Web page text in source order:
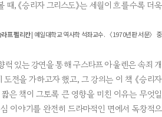
때, 《승리자 그리스도》는 세월이 흐를수록 더욱
프 펠리칸| 예일대학교 역사학 석좌교수. 〈1970년판 서문〉 중
력 있는 강연을 통해 구스타프 아울렌은 속죄 개
전을 가하고자 했고, 그 강의는 이 책 《승리자
은 책이 그토록 큰 영향을 미친 이유는 무엇일
이야기를 완전히 드라마적인 면에서 독창적으